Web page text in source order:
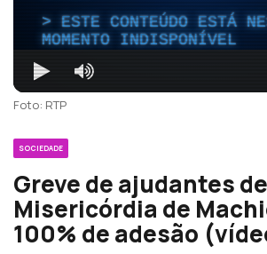
ESTE CONTEÚDO ESTÁ
MOMENTO INDISPONÍVEL
Foto: RTP
SOCIEDADE
Greve de ajudantes
Misericórdia de
100% de adesão